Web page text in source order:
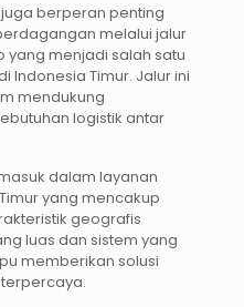
berperan penting
melalui jalur
yang menjadi salah satu
Indonesia Timur. Jalur ini
mendukung
logistik antar
dalam layanan
yang mencakup
geografis
luas dan sistem yang
memberikan solusi